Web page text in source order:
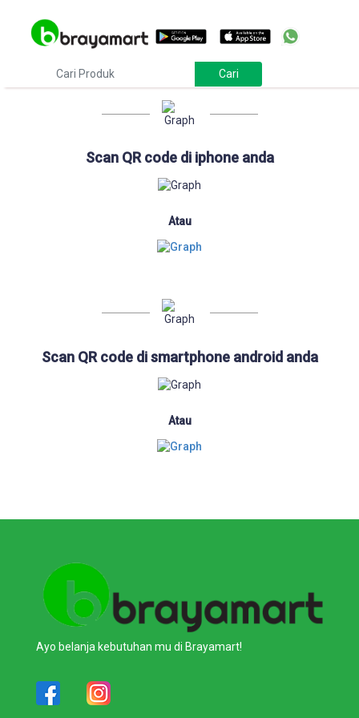
Download
Scan QR code di iphone anda
Atau
Scan QR code di smartphone android anda
Atau
Ayo belanja kebutuhan mu di Brayamart!